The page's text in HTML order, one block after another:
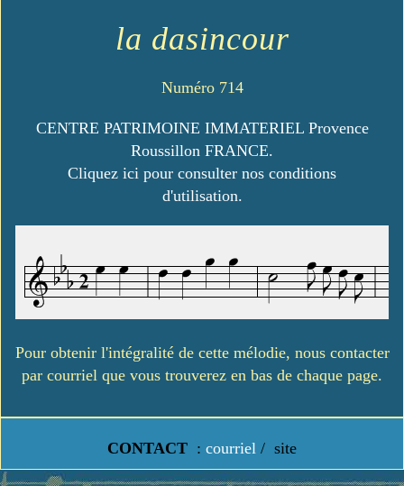
la dasincour
Numéro 714
CENTRE PATRIMOINE IMMATERIEL Provence
Roussillon FRANCE.
Cliquez ici pour consulter nos conditions
d'utilisation.
Pour obtenir l'intégralité de cette mélodie, nous contacter
par courriel que vous trouverez en bas de chaque page.
CONTACT : courriel / site
https://www.lavielledanstoussesetats.fr